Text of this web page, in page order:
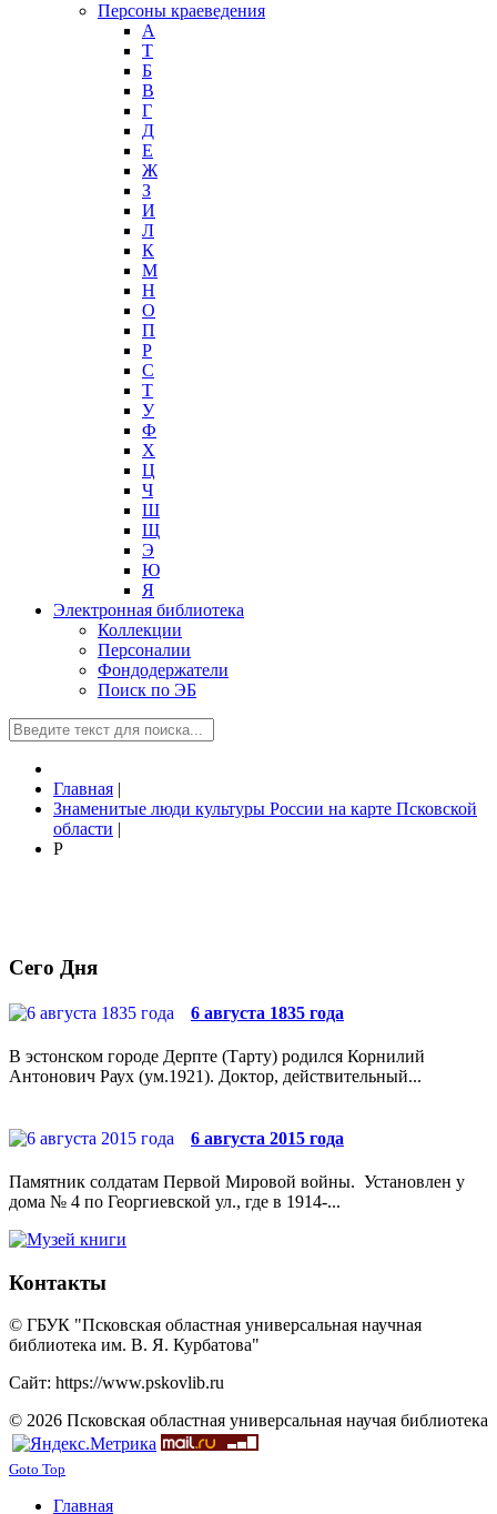
Персоны краеведения
А
T
Б
В
Г
Д
Е
Ж
З
И
Л
К
М
Н
О
П
Р
С
Т
У
Ф
Х
Ц
Ч
Ш
Щ
Э
Ю
Я
Электронная библиотека
Коллекции
Персоналии
Фондодержатели
Поиск по ЭБ
Главная |
Знаменитые люди культуры России на карте Псковской
области |
Р
Сего Дня
6 августа 1835 года
В эстонском городе Дерпте (Тарту) родился Корнилий
Антонович Раух (ум.1921). Доктор, действительный...
6 августа 2015 года
Памятник солдатам Первой Мировой войны. Установлен у
дома № 4 по Георгиевской ул., где в 1914-...
Контакты
© ГБУК "Псковская областная универсальная научная
библиотека им. В. Я. Курбатова"
Сайт: https://www.pskovlib.ru
© 2026 Псковская областная универсальная научая библиотека
Goto Top
Главная